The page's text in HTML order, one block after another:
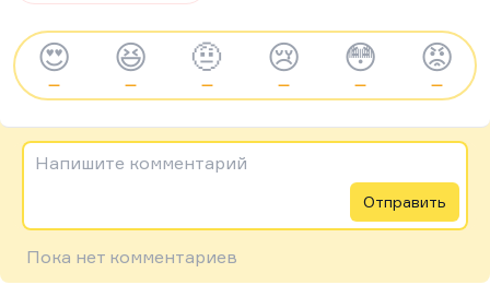
😍
—
😆
—
🤨
—
😢
—
😳
—
😡
—
Напишите комментарий
Отправить
Пока нет комментариев